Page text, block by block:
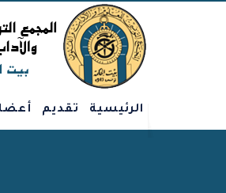
الرئيسية تقديم